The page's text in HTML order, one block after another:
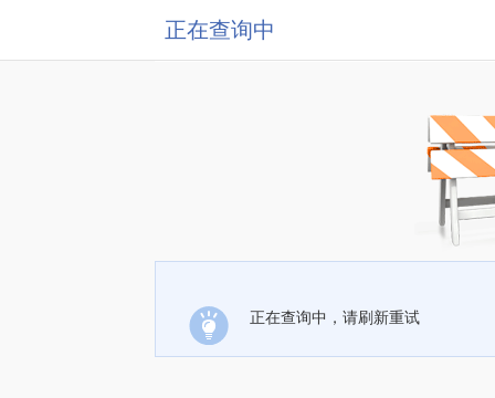
正在查询中
正在查询中，请刷新重试